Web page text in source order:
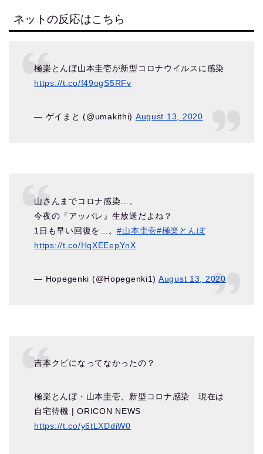
ネットの反応はこちら
極楽とんぼ山本圭壱が新型コロナウイルスに感染
https://t.co/f49ogS5RFv
— ゲイまと (@umakithi) August 13, 2020
山さんまでコロナ感染…。
今夜の『アッパレ』生放送だよね？
1日も早い回復を…。#山本圭壱#極楽とんぼ
https://t.co/HqXEEepYnX
— Hopegenki (@Hopegenki1) August 13, 2020
吉本クビになってなかったの？
極楽とんぼ・山本圭壱、新型コロナ感染 現在は
自宅待機 | ORICON NEWS
https://t.co/y6tLXDdiW0